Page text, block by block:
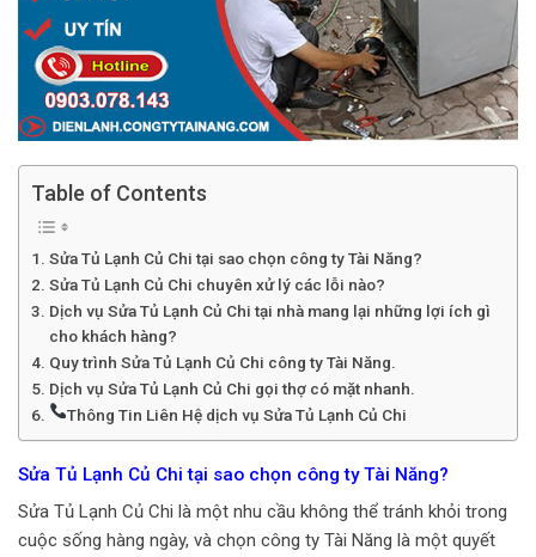
Table of Contents
Sửa Tủ Lạnh Củ Chi tại sao chọn công ty Tài Năng?
Sửa Tủ Lạnh Củ Chi chuyên xử lý các lỗi nào?
Dịch vụ Sửa Tủ Lạnh Củ Chi tại nhà mang lại những lợi ích gì
cho khách hàng?
Quy trình Sửa Tủ Lạnh Củ Chi công ty Tài Năng.
Dịch vụ Sửa Tủ Lạnh Củ Chi gọi thợ có mặt nhanh.
Thông Tin Liên Hệ dịch vụ Sửa Tủ Lạnh Củ Chi
Sửa Tủ Lạnh Củ Chi tại sao chọn công ty Tài Năng?
Sửa Tủ Lạnh Củ Chi là một nhu cầu không thể tránh khỏi trong
cuộc sống hàng ngày, và chọn công ty Tài Năng là một quyết